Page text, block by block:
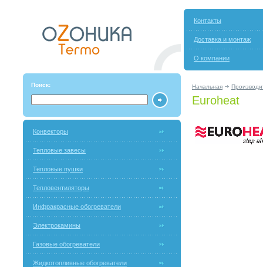
Контакты
Доставка и монтаж
О компании
Поиск: Начальная
Euroheat
Конвекторы
Тепловые завесы
Тепловые пушки
Тепловентиляторы
Инфракрасные обогреватели
Электрокамины
Газовые обогреватели
Жидкотопливные обогреватели